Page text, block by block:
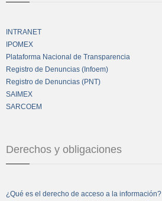
INTRANET
IPOMEX
Plataforma Nacional de Transparencia
Registro de Denuncias (Infoem)
Registro de Denuncias (PNT)
SAIMEX
SARCOEM
Derechos y obligaciones
¿Qué es el derecho de acceso a la información?